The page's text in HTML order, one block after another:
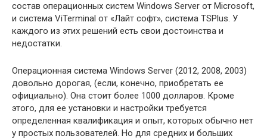
состав операционных систем Windows Server от Microsoft,
и система ViTerminal от «Лайт софт», система TSPlus. У
каждого из этих решений есть свои достоинства и
недостатки.
Операционная система Windows Server (2012, 2008, 2003)
довольно дорогая, (если, конечно, приобретать ее
официально). Она стоит более 1000 долларов. Кроме
этого, для ее установки и настройки требуется
определенная квалификация и опыт, которых обычно нет
у простых пользователей. Но для средних и больших